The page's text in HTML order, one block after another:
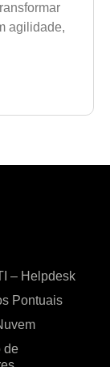
agilidade,
– Helpdesk
Pontuais
de